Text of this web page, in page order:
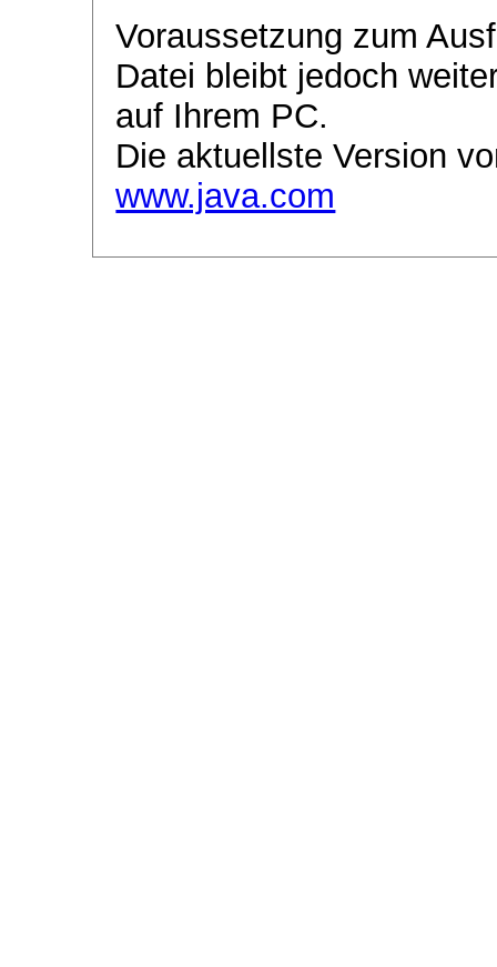
Voraussetzung zum
Datei bleibt jedoch
auf Ihrem PC.
Die aktuellste Version
www.java.com